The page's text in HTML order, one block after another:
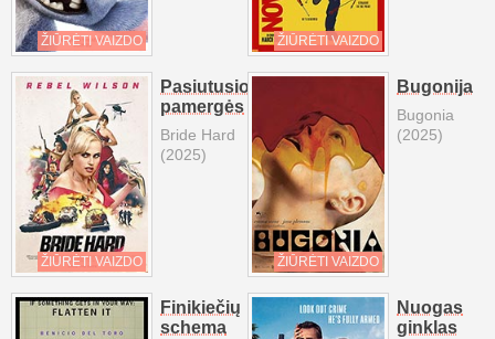
ŽIŪRĖTI VAIZDO ŽIŪRĖTI VAIZDO
ŽIŪRĖTI VAIZDO
Pasiutusios
pamergės
Bride Hard
(2025)
ŽIŪRĖTI VAIZDO
Bugonija
Bugonia
(2025)
Finikiečių
schema
Nuogas
ginklas